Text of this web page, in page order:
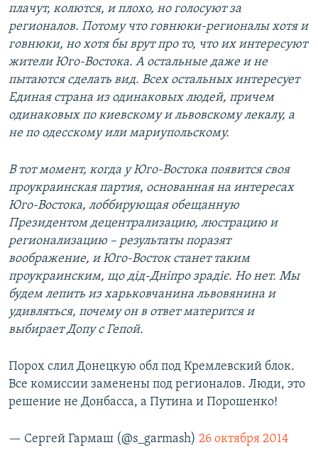
плачут, колются, и плохо, но голосуют за
регионалов. Потому что говнюки-регионалы хотя и
говнюки, но хотя бы врут про то, что их интересуют
жители Юго-Востока. А остальные даже и не
пытаются сделать вид. Всех остальных интересует
Единая страна из одинаковых людей, причем
одинаковых по киевскому и львовскому лекалу, а
не по одесскому или мариупольскому.
В тот момент, когда у Юго-Востока появится своя
проукраинская партия, основанная на интересах
Юго-Востока, лоббирующая обещанную
Президентом децентрализацию, люстрацию и
регионализацию – результаты поразят
воображение, и Юго-Восток станет таким
проукраинским, що дід-Дніпро зрадіє. Но нет. Мы
будем лепить из харьковчанина львовянина и
удивляться, почему он в ответ матерится и
выбирает Допу с Гепой.
Порох слил Донецкую обл под Кремлевский блок.
Все комиссии заменены под регионалов. Люди, это
решение не Донбасса, а Путина и Порошенко!
— Сергей Гармаш (@s_garmash) 26 октября 2014